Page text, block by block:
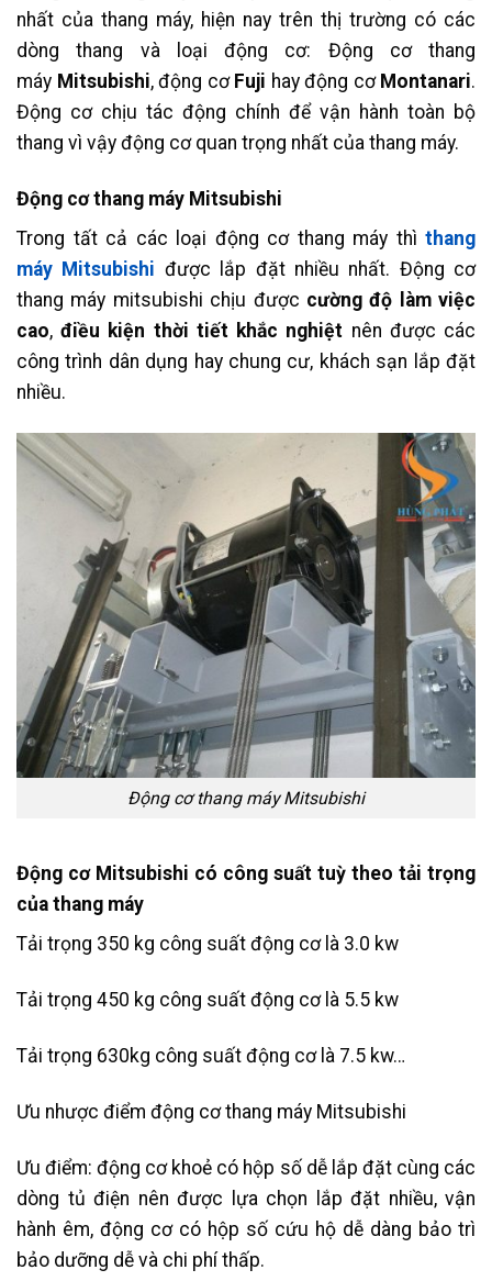
nhất của thang máy, hiện nay trên thị trường có các
dòng thang và loại động cơ: Động cơ thang
máy Mitsubishi, động cơ Fuji hay động cơ Montanari.
Động cơ chịu tác động chính để vận hành toàn bộ
thang vì vậy động cơ quan trọng nhất của thang máy.
Động cơ thang máy Mitsubishi
Trong tất cả các loại động cơ thang máy thì thang
máy Mitsubishi được lắp đặt nhiều nhất. Động cơ
thang máy mitsubishi chịu được cường độ làm việc
cao,điều kiện thời tiết khắc nghiệt nên được các
công trình dân dụng hay chung cư, khách sạn lắp đặt
nhiều.
Động cơ thang máy Mitsubishi
Động cơ Mitsubishi có công suất tuỳ theo tải trọng
của thang máy
Tải trọng 350 kg công suất động cơ là 3.0 kw
Tải trọng 450 kg công suất động cơ là 5.5 kw
Tải trọng 630kg công suất động cơ là 7.5 kw…
Ưu nhược điểm động cơ thang máy Mitsubishi
Ưu điểm: động cơ khoẻ có hộp số dễ lắp đặt cùng các
dòng tủ điện nên được lựa chọn lắp đặt nhiều, vận
hành êm, động cơ có hộp số cứu hộ dễ dàng bảo trì
bảo dưỡng dễ và chi phí thấp.